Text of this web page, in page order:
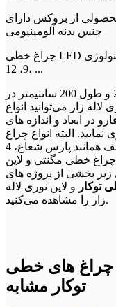
محصولی از بروکس دارای
جنس بدنه آلومینیومی
چراغ خطی LED بروکس – چراغ دارای تکنولوژی LED با توان های
9، 12، ...
از این رو در لاین نوری بروکس عرض 2.5 و طول 200 سانتیمتر در
زار می‌توانید انواع
در ابعاد و اندازه های
البته انواع چراغ
های خطی با برندهای مختلف همانند پارس شعاع، 4M، آرند، FEC،
چراغ خطی مگنتی و لاین
زیر بخشی از پروژه های
توکار و لاین نوری لاله
زار را مشاهده می‌کنید.
چراغ های خطی
توکار مشابه